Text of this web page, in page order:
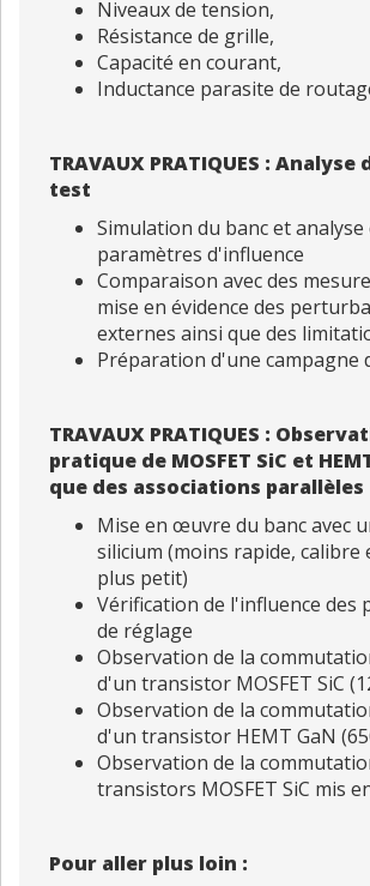
Niveaux de tension,
Résistance de grille,
Capacité en courant,
Inductance parasite de
TRAVAUX PRATIQUES : Analyse
test
Simulation du banc et analyse
paramètres d'influence
Comparaison avec des
mise en évidence des
externes ainsi que des
Préparation d'une campagne
TRAVAUX PRATIQUES :
pratique de MOSFET SiC et
que des associations parallèles
Mise en œuvre du banc avec
silicium (moins rapide, calibre
plus petit)
Vérification de l'influence des
de réglage
Observation de la
d'un transistor MOSFET SiC
Observation de la
d'un transistor HEMT GaN
Observation de la
transistors MOSFET SiC mis
Pour aller plus loin :